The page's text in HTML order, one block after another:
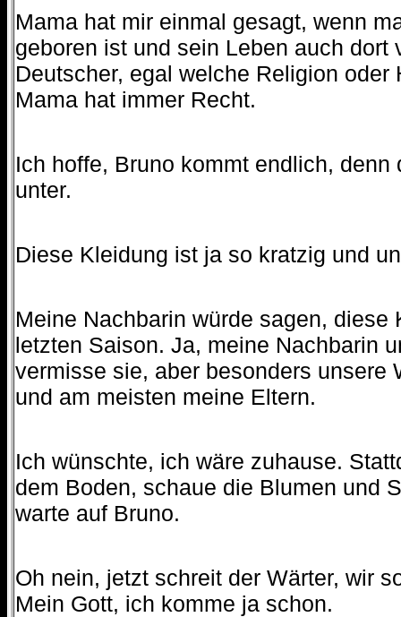
Mama hat mir einmal gesagt, wenn
geboren ist und sein Leben auch dort
Deutscher, egal welche Religion oder
Mama hat immer Recht.
Ich hoffe, Bruno kommt endlich, denn
unter.
Diese Kleidung ist ja so kratzig und
Meine Nachbarin würde sagen, diese
letzten Saison. Ja, meine Nachbarin
vermisse sie, aber besonders unsere
und am meisten meine Eltern.
Ich wünschte, ich wäre zuhause.
dem Boden, schaue die Blumen und
warte auf Bruno.
Oh nein, jetzt schreit der Wärter, wir
Mein Gott, ich komme ja schon.